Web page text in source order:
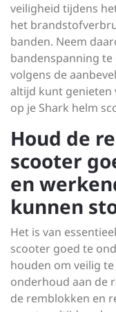
veiligheid tijdens
het
banden. Neem
bandenspanning
volgens de
altijd kunt genieten
op je Shark helm
Houd de
scooter
en
kunnen
Het is van
scooter goed te
houden om veilig
onderhoud aan de
de remblokken en